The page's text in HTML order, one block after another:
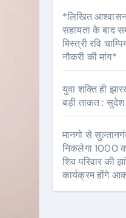
*लिखित
सहायता के बाद
मिस्त्री रवि
नौकरी की मांग*
युवा शक्ति ही
बड़ी ताकत : सुदेश
मानगो से
निकलेगा 1000
शिव परिवार की
कार्यक्रम होंगे